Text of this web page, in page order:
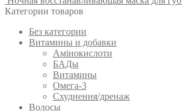
Категории товаров
Без категории
Витамины и добавки
Амінокислоти
БАДы
Витамины
Омега-3
Схуднення/дренаж
Волосы